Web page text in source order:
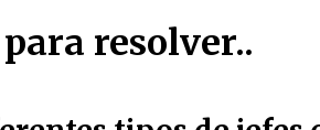
resolver..